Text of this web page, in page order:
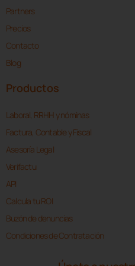
Partners
Precios
Contacto
Blog
Productos
Laboral, RRHH y nóminas
Factura, Contable y Fiscal
Asesoría Legal
Verifactu
API
Calcula tu ROI
Buzón de denuncias
Condiciones de Contratación